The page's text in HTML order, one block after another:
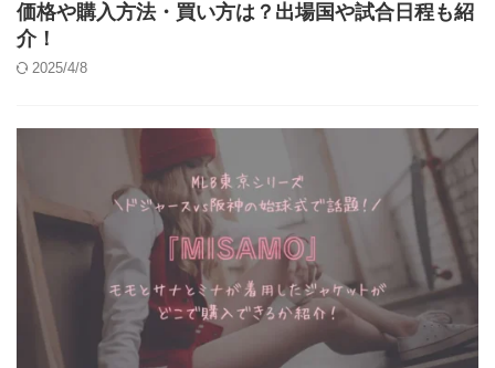
価格や購入方法・買い方は？出場国や試合日程も紹
介！
2025/4/8